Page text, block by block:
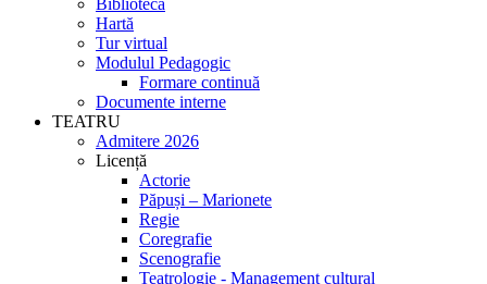
Bibliotecă
Hartă
Tur virtual
Modulul Pedagogic
Formare continuă
Documente interne
TEATRU
Admitere 2026
Licență
Actorie
Păpuși – Marionete
Regie
Coregrafie
Scenografie
Teatrologie - Management cultural